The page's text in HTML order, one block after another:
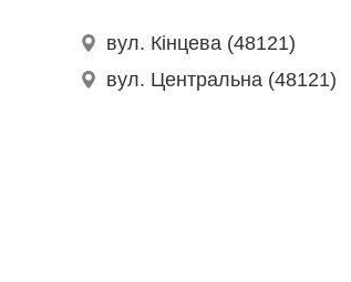
вул. Кінцева (48121)
вул. Центральна (48121)